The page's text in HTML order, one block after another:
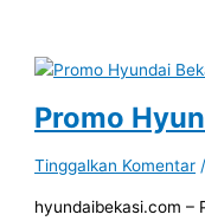
Promo
Tinggalkan Komentar
hyundaibekasi.com –